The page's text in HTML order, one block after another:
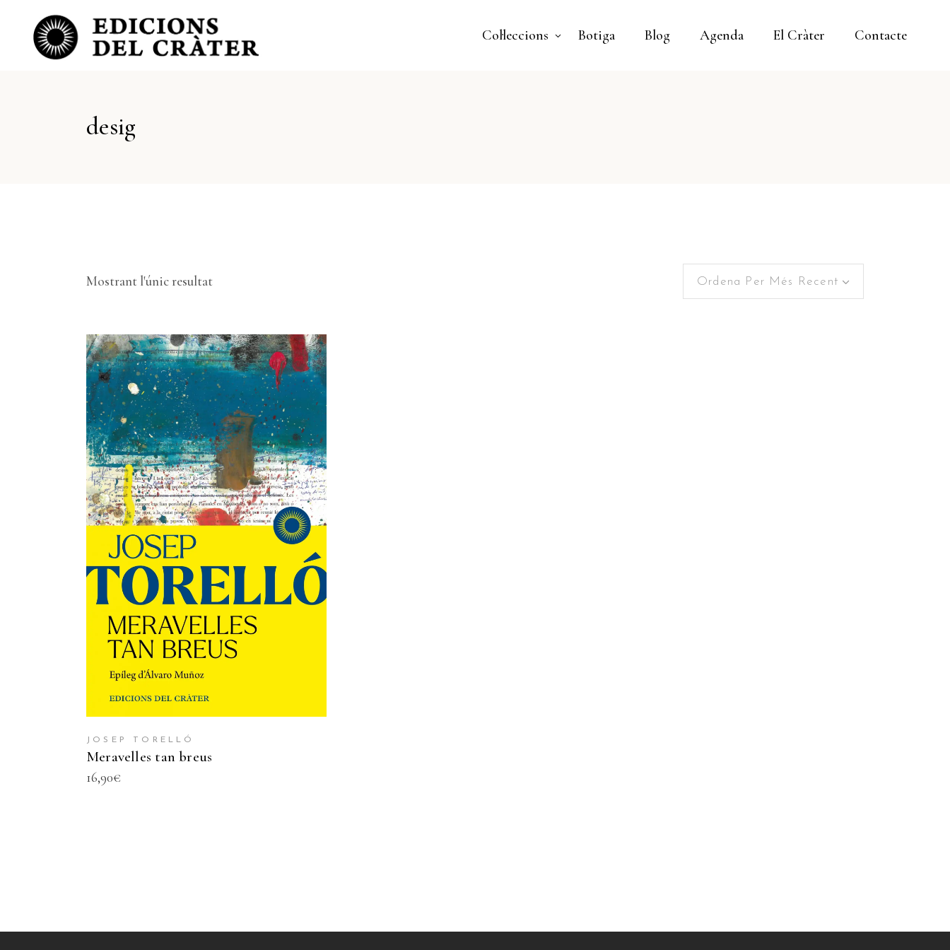
Col·leccions Botiga Blog Agenda El Cràter Contacte
desig
Mostrant l'únic resultat Ordena Per Més Recent
AFEGEIX A LA CISTELLA
JOSEP TORELLÓ
Meravelles tan breus
16,90€